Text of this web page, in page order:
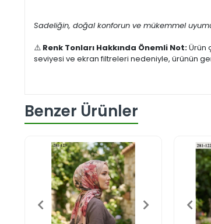
Sadeliğin, doğal konforun ve mükemmel
⚠️ Renk Tonları Hakkında Önemli Not:Ürün
seviyesi ve ekran filtreleri nedeniyle, ürünün
Benzer Ürünler